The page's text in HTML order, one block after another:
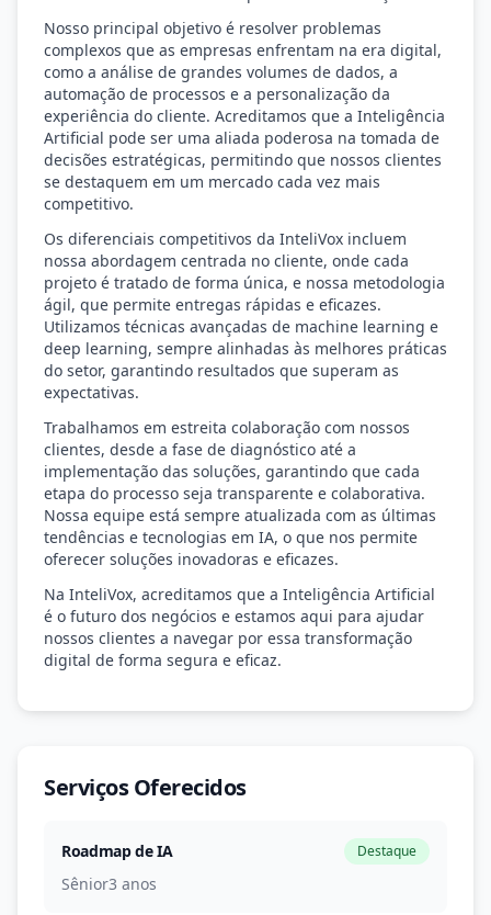
Nosso principal objetivo é resolver problemas
complexos que as empresas enfrentam na era digital,
como a análise de grandes volumes de dados, a
automação de processos e a personalização da
experiência do cliente. Acreditamos que a Inteligência
Artificial pode ser uma aliada poderosa na tomada de
decisões estratégicas, permitindo que nossos clientes
se destaquem em um mercado cada vez mais
competitivo.
Os diferenciais competitivos da InteliVox incluem
nossa abordagem centrada no cliente, onde cada
projeto é tratado de forma única, e nossa metodologia
ágil, que permite entregas rápidas e eficazes.
Utilizamos técnicas avançadas de machine learning e
deep learning, sempre alinhadas às melhores práticas
do setor, garantindo resultados que superam as
expectativas.
Trabalhamos em estreita colaboração com nossos
clientes, desde a fase de diagnóstico até a
implementação das soluções, garantindo que cada
etapa do processo seja transparente e colaborativa.
Nossa equipe está sempre atualizada com as últimas
tendências e tecnologias em IA, o que nos permite
oferecer soluções inovadoras e eficazes.
Na InteliVox, acreditamos que a Inteligência Artificial
é o futuro dos negócios e estamos aqui para ajudar
nossos clientes a navegar por essa transformação
digital de forma segura e eficaz.
Serviços Oferecidos
Roadmap de IA Destaque
Sênior3 anos